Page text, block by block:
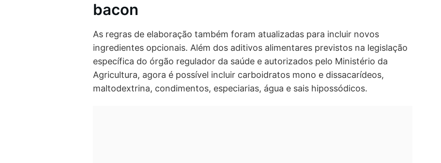
bacon
As regras de elaboração também foram atualizadas para incluir novos
ingredientes opcionais. Além dos aditivos alimentares previstos na legislação
específica do órgão regulador da saúde e autorizados pelo Ministério da
Agricultura, agora é possível incluir carboidratos mono e dissacarídeos,
maltodextrina, condimentos, especiarias, água e sais hipossódicos.